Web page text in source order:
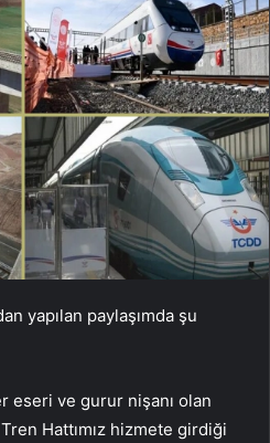
yapılan paylaşımda şu
eseri ve gurur nişanı olan
Hattımız hizmete girdiği